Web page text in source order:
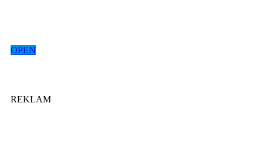
OPEN
REKLAM